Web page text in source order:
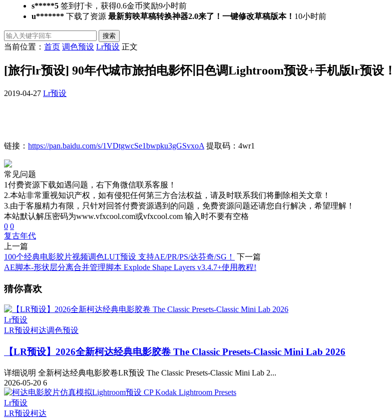
s*****5 签到打卡，获得0.6金币奖励9小时前
u******* 下载了资源 最新剪映草稿转换神器2.0来了！一键修改草稿版本！ 10小时前
搜索
当前位置： 首页 调色预设 Lr预设 正文
[旅行lr预设] 90年代城市旅拍电影怀旧色调Lightroom预设+手机版lr预设！
2019-04-27 Lr预设
链接： https://pan.baidu.com/s/1VDtgwcSe1bwpku3gGSvxoA 提取码：4wr1
常见问题
1付费资源下载如遇问题，右下角微信联系客服！
2.本站非常重视知识产权，如有侵犯任何第三方合法权益，请及时联系我们将删除相关文章！
3.由于客服精力有限，只针对回答付费资源遇到的问题，免费资源问题还请您自行解决，希望理解！
本站默认解压密码为www.vfxcool.com或vfxcool.com 输入时不要有空格
0 0
复古年代
上一篇
100个经典电影胶片视频调色LUT预设 支持AE/PR/PS/达芬奇/SG！
下一篇
AE脚本-形状层分离合并管理脚本 Explode Shape Layers v3.4.7+使用教程!
猜你喜欢
Lr预设
LR预设柯达调色预设
【LR预设】2026全新柯达经典电影胶卷 The Classic Presets-Classic Mini Lab 2026
详细说明 全新柯达经典电影胶卷LR预设 The Classic Presets-Classic Mini Lab 2...
2026-05-20 6
Lr预设
LR预设柯达